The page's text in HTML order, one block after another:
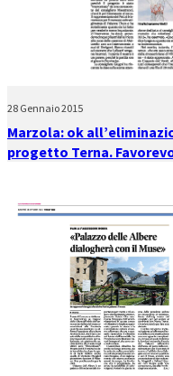
28 Gennaio 2015
Marzola: ok
progetto Terna.